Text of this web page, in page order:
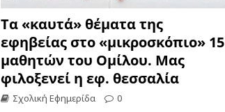
Τα «καυτά» θέματα της
εφηβείας στο «μικροσκόπιο» 15
μαθητών του Ομίλου. Μας
φιλοξενεί η εφ. θεσσαλία
Σχολική Εφημερίδα 0